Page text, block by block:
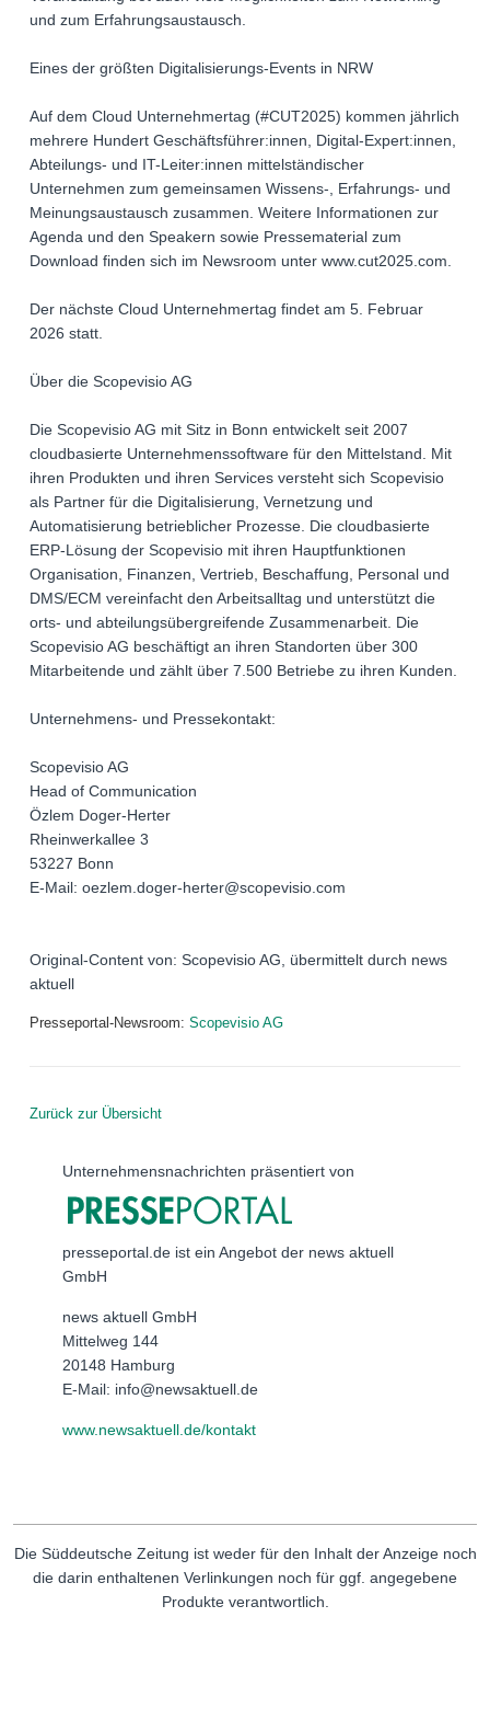
und zum Erfahrungsaustausch.
Eines der größten Digitalisierungs-Events in NRW
Auf dem Cloud Unternehmertag (#CUT2025) kommen jährlich
mehrere Hundert Geschäftsführer:innen, Digital-Expert:innen,
Abteilungs- und IT-Leiter:innen mittelständischer
Unternehmen zum gemeinsamen Wissens-, Erfahrungs- und
Meinungsaustausch zusammen. Weitere Informationen zur
Agenda und den Speakern sowie Pressematerial zum
Download finden sich im Newsroom unter www.cut2025.com.
Der nächste Cloud Unternehmertag findet am 5. Februar
2026 statt.
Über die Scopevisio AG
Die Scopevisio AG mit Sitz in Bonn entwickelt seit 2007
cloudbasierte Unternehmenssoftware für den Mittelstand. Mit
ihren Produkten und ihren Services versteht sich Scopevisio
als Partner für die Digitalisierung, Vernetzung und
Automatisierung betrieblicher Prozesse. Die cloudbasierte
ERP-Lösung der Scopevisio mit ihren Hauptfunktionen
Organisation, Finanzen, Vertrieb, Beschaffung, Personal und
DMS/ECM vereinfacht den Arbeitsalltag und unterstützt die
orts- und abteilungsübergreifende Zusammenarbeit. Die
Scopevisio AG beschäftigt an ihren Standorten über 300
Mitarbeitende und zählt über 7.500 Betriebe zu ihren Kunden.
Unternehmens- und Pressekontakt:
Scopevisio AG
Head of Communication
Özlem Doger-Herter
Rheinwerkallee 3
53227 Bonn
E-Mail: oezlem.doger-herter@scopevisio.com
Original-Content von: Scopevisio AG, übermittelt durch news
aktuell
Presseportal-Newsroom: Scopevisio AG
Zurück zur Übersicht
Unternehmensnachrichten präsentiert von
presseportal.de ist ein Angebot der news aktuell
GmbH
news aktuell GmbH
Mittelweg 144
20148 Hamburg
E-Mail: info@newsaktuell.de
www.newsaktuell.de/kontakt
Die Süddeutsche Zeitung ist weder für den Inhalt der Anzeige noch
die darin enthaltenen Verlinkungen noch für ggf. angegebene
Produkte verantwortlich.